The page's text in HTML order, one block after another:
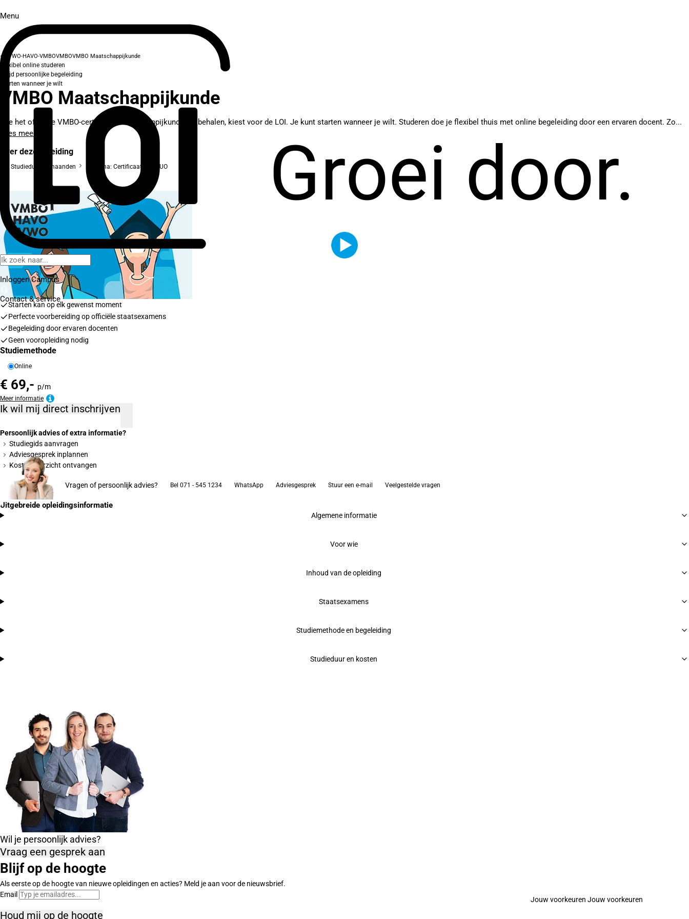
Menu
Groei door.
Inloggen Campus
Contact& service
VWO-HAVO-VMBOVMBOVMBO Maatschappijkunde
Flexibel online studeren
Altijd persoonlijke begeleiding
Starten wanneer je wilt
VMBO Maatschappijkunde
Wie het officiële VMBO-certificaat maatschappijkunde wil behalen, kiest voor de LOI. Je kunt starten wanneer je wilt. Studeren doe je flexibel thuis met online begeleiding door een ervaren docent. Zo...
Lees meer
Over deze opleiding
Studieduur: 5 maanden Diploma: Certificaat van DUO
Starten kan op elk gewenst moment
Perfecte voorbereiding op officiële staatsexamens
Begeleiding door ervaren docenten
Geen vooropleiding nodig
Studiemethode
Online
€ 69,- p/m
Meer informatie
Ik wil mij direct inschrijven
Persoonlijk advies of extra informatie?
Studiegids aanvragen
Adviesgesprek inplannen
Kostenoverzicht ontvangen
Vragen of persoonlijk advies? Bel 071 - 545 1234 WhatsApp Adviesgesprek Stuur een e-mail Veelgestelde vragen
Uitgebreide opleidingsinformatie
Algemene informatie
Voor wie
Inhoud van de opleiding
Staatsexamens
Studiemethode en begeleiding
Studieduur en kosten
Wil je persoonlijk advies?
Vraag een gesprek aan
Blijf op de hoogte
Als eerste op de hoogte van nieuwe opleidingen en acties? Meld je aan voor de nieuwsbrief.
Email
Jouw voorkeuren
Houd mij op de hoogte